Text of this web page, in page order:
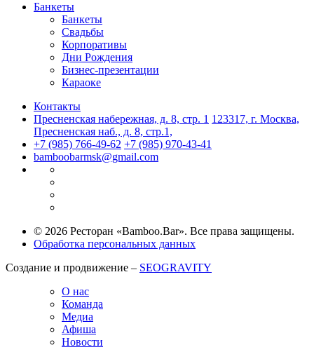
Банкеты
Банкеты
Свадьбы
Корпоративы
Дни Рождения
Бизнес-презентации
Караоке
Контакты
Пресненская набережная, д. 8, стр. 1 123317, г. Москва,
Пресненская наб., д. 8, стр.1,
+7 (985) 766-49-62 +7 (985) 970-43-41
bamboobarmsk@gmail.com
© 2026 Ресторан «Bamboo.Bar». Все права защищены.
Обработка персональных данных
Создание и продвижение – SEOGRAVITY
О нас
Команда
Медиа
Афиша
Новости